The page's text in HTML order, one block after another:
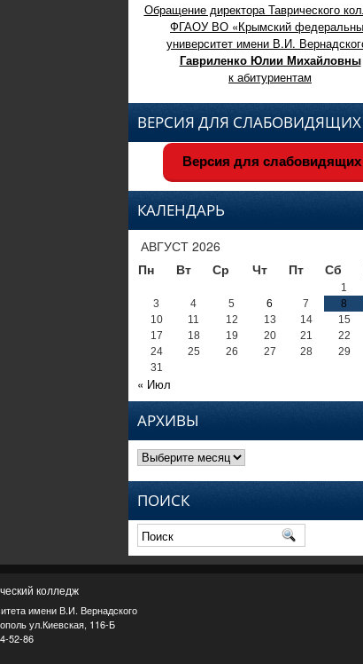
Обращение директора Таврического
ФГАОУ ВО «Крымский
университет имени В.И.
Гавриленко Юлии Михайловны
к абитуриентам
ВЕРСИЯ ДЛЯ СЛАБОВИДЯЩИХ
Версия для слабовидящих
КАЛЕНДАРЬ
АВГУСТ 2026
Пн
Вт Ср Чт Пт Сб
1
3
4 5 6 7 8
10
11 12 13 14 15
17
18 19 20 21 22
24
25 26 27 28 29
31
« Июл
АРХИВЫ
Архивы
ПОИСК
колледж
имени В.И. Вернадского
ул.Киевская, 116-Б
52-86